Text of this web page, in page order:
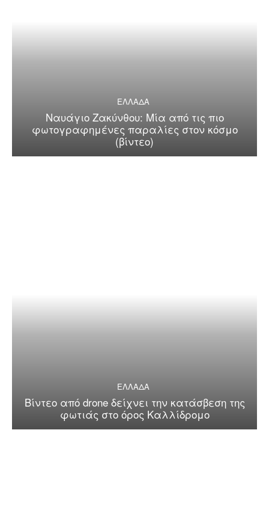
ΕΛΛΑΔΑ
Ναυάγιο Ζακύνθου: Μία από τις πιο
φωτογραφημένες παραλίες στον κόσμο
(βίντεο)
ΕΛΛΑΔΑ
Βίντεο από drone δείχνει την κατάσβεση της
φωτιάς στο όρος Καλλίδρομο